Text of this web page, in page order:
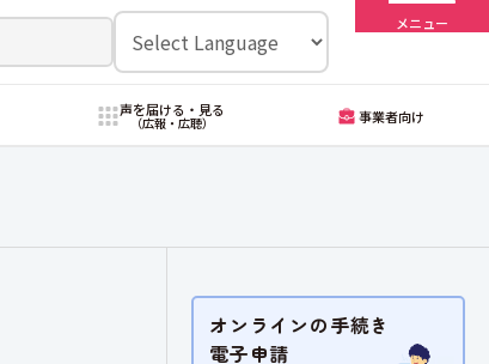
メニュー
声を届ける・見る
（広報・広聴） 事業者向け
オンラインの手続き
電子申請